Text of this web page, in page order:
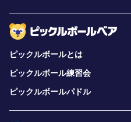
ピックルボールとは
ピックルボール練習会
ピックルボールパドル